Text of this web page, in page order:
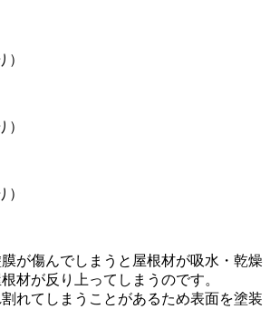
が傷んでしまうと屋根材が吸水・乾燥
材が反り上ってしまうのです。
れてしまうことがあるため表面を塗装